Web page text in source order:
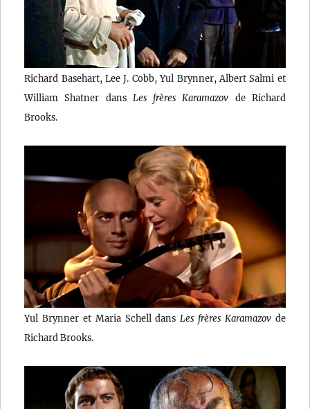
Richard Basehart, Lee J. Cobb, Yul Brynner, Albert Salmi et
William Shatner dans Les frères Karamazov de Richard
Brooks.
Yul Brynner et Maria Schell dansLes frères Karamazovde
Richard Brooks.